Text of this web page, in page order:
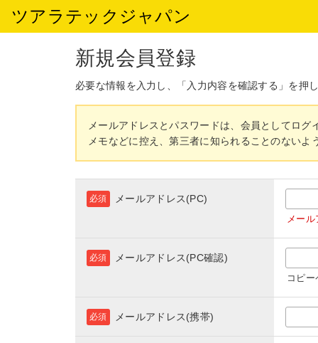
ツアラテックジャパン
新規会員登録
必要な情報を入力し、「入力内容を確認する」を押
メールアドレスとパスワードは、会員としてログ
メモなどに控え、第三者に知られることのないよ
メールアドレス(PC)
必須
メー
メールアドレス(PC確認)
必須
コピ
メールアドレス(携帯)
必須